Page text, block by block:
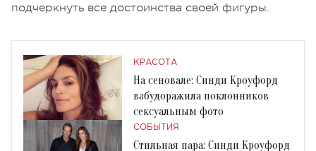
подчеркнуть все достоинства своей фигуры.
КРАСОТА
На сеновале: Синди Кроуфорд
взбудоражила поклонников
сексуальным фото
СОБЫТИЯ
Стильная пара: Синди Кроуфорд